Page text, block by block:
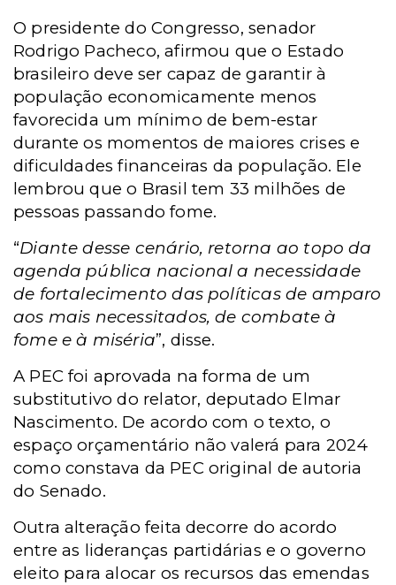
O presidente do Congresso, senador
Rodrigo Pacheco, afirmou que o Estado
brasileiro deve ser capaz de garantir à
população economicamente menos
favorecida um mínimo de bem-estar
durante os momentos de maiores crises e
dificuldades financeiras da população. Ele
lembrou que o Brasil tem 33 milhões de
pessoas passando fome.
“Diante desse cenário, retorna ao topo da
agenda pública nacional a necessidade
de fortalecimento das políticas de amparo
aos mais necessitados, de combate à
fome e à miséria”, disse.
A PEC foi aprovada na forma de um
substitutivo do relator, deputado Elmar
Nascimento. De acordo com o texto, o
espaço orçamentário não valerá para 2024
como constava da PEC original de autoria
do Senado.
Outra alteração feita decorre do acordo
entre as lideranças partidárias e o governo
eleito para alocar os recursos das emendas